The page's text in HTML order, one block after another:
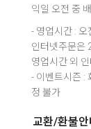
익일 오전 중
- 영업시간 : 오
인터넷주문은
영업시간 외
- 이벤트시즌 :
정 불가
교환/환불안